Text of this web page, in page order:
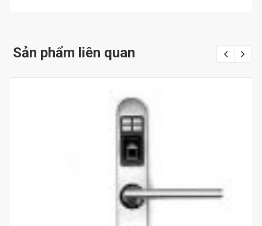
Sản phẩm liên quan
Mua hàng